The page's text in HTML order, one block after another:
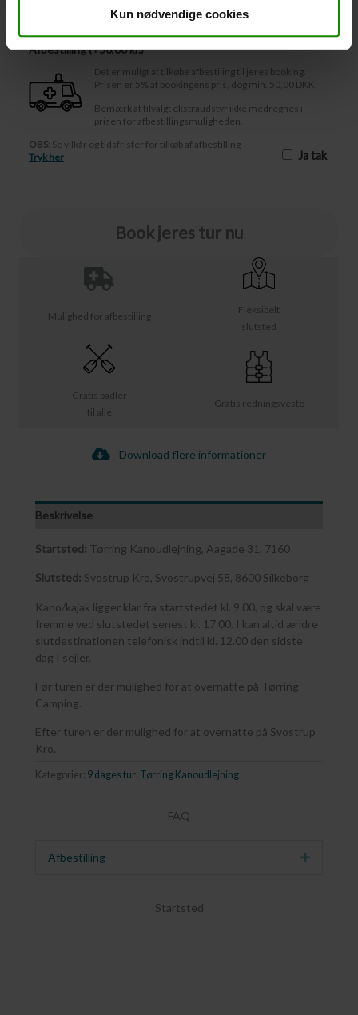
Kun nødvendige cookies
Gratis redningsveste
Gratis padler
til alle
Fleksibelt
slutsted
Mulighed for afbestilling
Download flere informationer
Beskrivelse
Startsted: Tørring Kanoudlejning, Aagade 31, 7160
Slutsted: Svostrup Kro, Svostrupvej 58, 8600 Silkeborg
Kano/kajak ligger klar fra startstedet kl. 9.00, og skal være
fremme ved slutstedet senest kl. 17.00. I kan altid ændre
slutdestinationen telefonisk indtil kl. 12.00 den sidste
dag I sejler.
Før turen er der mulighed for at overnatte på Tørring
Camping.
Efter turen er der mulighed for at overnatte på Svostrup
Kro.
Kategorier: 9 dages tur Tørring Kanoudlejning
FAQ
Afbestilling Udvid
Startsted
Afbestilling ( 50,00 kr.)
Det er muligt at tilkøbe afbestiling til jeres booking.
Prisen er 5% af bookingens pris, dog min. 50,00 DKK.
Bemærk at tilvalgt ekstraudstyr ikke medregnes i
prisen for afbestillingsmuligheden.
OBS: Se vilkår og tidsfrister for tilkøb af afbestilling
Tryk her
Ja tak
Book jeres tur nu